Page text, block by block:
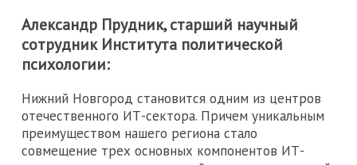
Александр Прудник, старший научный
сотрудник Института политической
психологии:
Нижний Новгород становится одним из центров
отечественного ИТ-сектора. Причем уникальным
преимуществом нашего региона стало
совмещение трех основных компонентов ИТ-